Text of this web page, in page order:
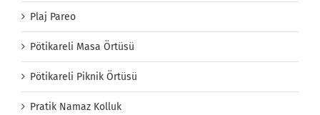
Plaj Pareo
Pötikareli Masa Örtüsü
Pötikareli Piknik Örtüsü
Pratik Namaz Kolluk